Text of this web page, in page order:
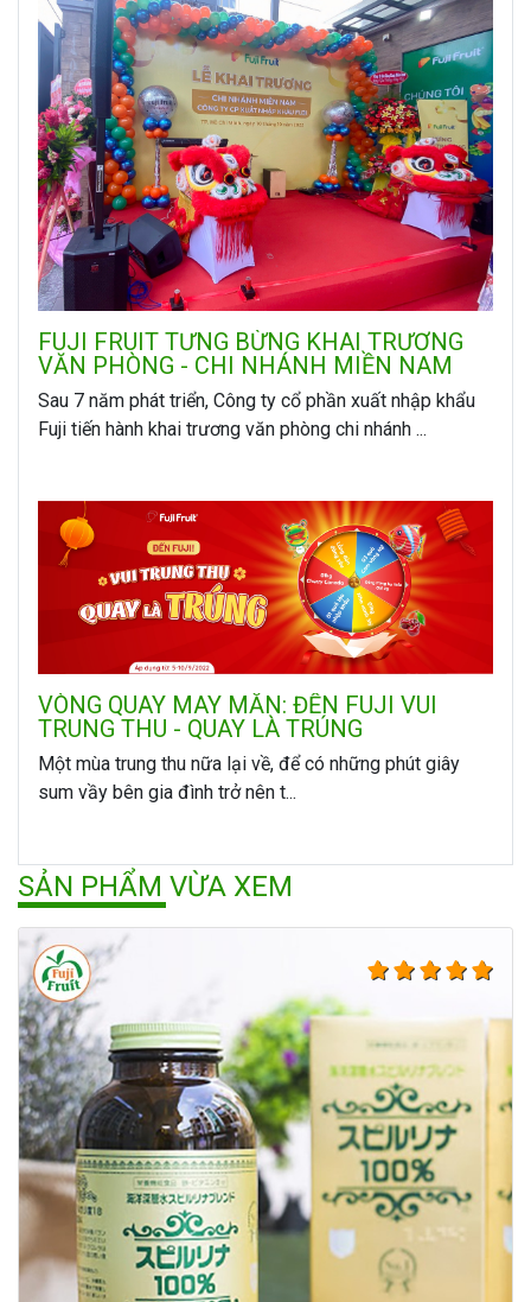
FUJI FRUIT TƯNG BỪNG KHAI TRƯƠNG
VĂN PHÒNG - CHI NHÁNH MIỀN NAM
Sau 7 năm phát triển, Công ty cổ phần xuất nhập khẩu
Fuji tiến hành khai trương văn phòng chi nhánh ...
VÒNG QUAY MAY MẮN: ĐẾN FUJI VUI
TRUNG THU - QUAY LÀ TRÚNG
Một mùa trung thu nữa lại về, để có những phút giây
sum vầy bên gia đình trở nên t...
SẢN PHẨM VỪA XEM